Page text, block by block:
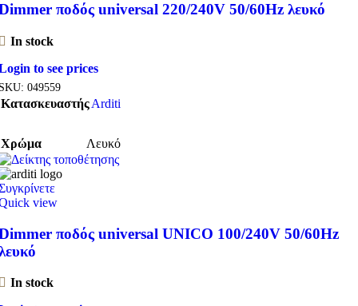
ποδός universal 220/240V 50/60Hz λευκό
In stock
to see prices
049559
ΚατασκευαστήςArditi
Χρώμα Λευκό
view
ποδός universal UNICO 100/240V 50/60Hz
In stock